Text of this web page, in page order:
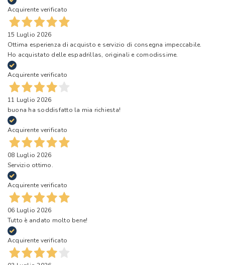
Acquirente verificato
15 Luglio 2026
Ottima esperienza di acquisto e servizio di consegna impeccabile.
Ho acquistato delle espadrillas, originali e comodissime.
Acquirente verificato
11 Luglio 2026
buona ha soddisfatto la mia richiesta!
Acquirente verificato
08 Luglio 2026
Servizio ottimo.
Acquirente verificato
06 Luglio 2026
Tutto è andato molto bene!
Acquirente verificato